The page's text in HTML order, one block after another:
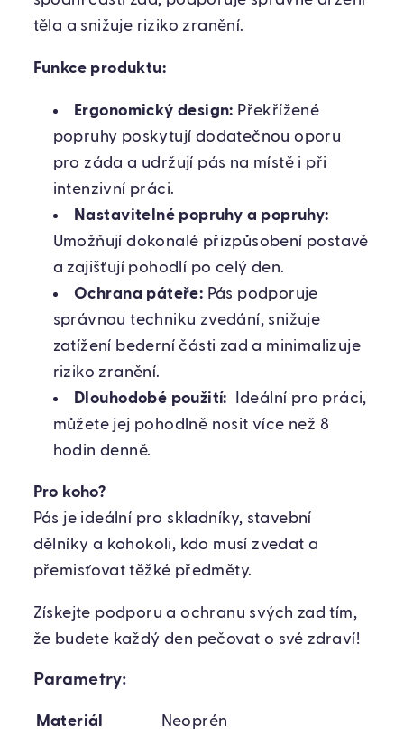
těla a snižuje riziko zranění.
Funkce produktu:
Ergonomický design: Překřížené
popruhy poskytují dodatečnou oporu
pro záda a udržují pás na místě i při
intenzivní práci.
Nastavitelné popruhy a popruhy:
Umožňují dokonalé přizpůsobení postavě
a zajišťují pohodlí po celý den.
Ochrana páteře: Pás podporuje
správnou techniku ​​zvedání, snižuje
zatížení bederní části zad a minimalizuje
riziko zranění.
Dlouhodobé použití:
Ideální pro práci,
můžete jej pohodlně nosit více než 8
hodin denně.
Pro koho?
Pás je ideální pro skladníky, stavební
dělníky a kohokoli, kdo musí zvedat a
přemisťovat těžké předměty.
Získejte podporu a ochranu svých zad tím,
že budete každý den pečovat o své zdraví!
Parametry:
Materiál Neoprén